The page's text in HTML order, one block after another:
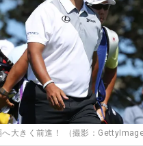
へ大きく前進！ （撮影：